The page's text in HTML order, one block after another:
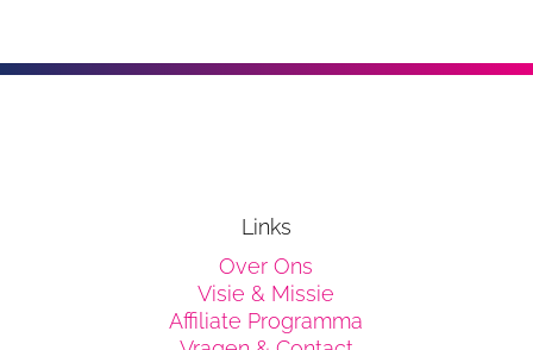
Links
Over Ons
Visie & Missie
Affiliate Programma